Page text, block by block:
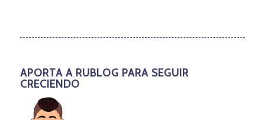
APORTA A RUBLOG PARA SEGUIR
CRECIENDO